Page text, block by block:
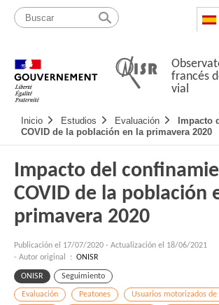
Pasar
contenido
Mapa
web
francés
vial
Navigation
principale
Inicio Estudios Evaluación
Impacto
COVID de la población en la primavera 2020
Impacto del
COVID de la población
primavera 2020
Publicación el 17/07/2020 - Actualización el 18/06/2021
- Autor original : ONISR
ONISR Seguimiento
Evaluación Peatones
Usuarios motorizados de